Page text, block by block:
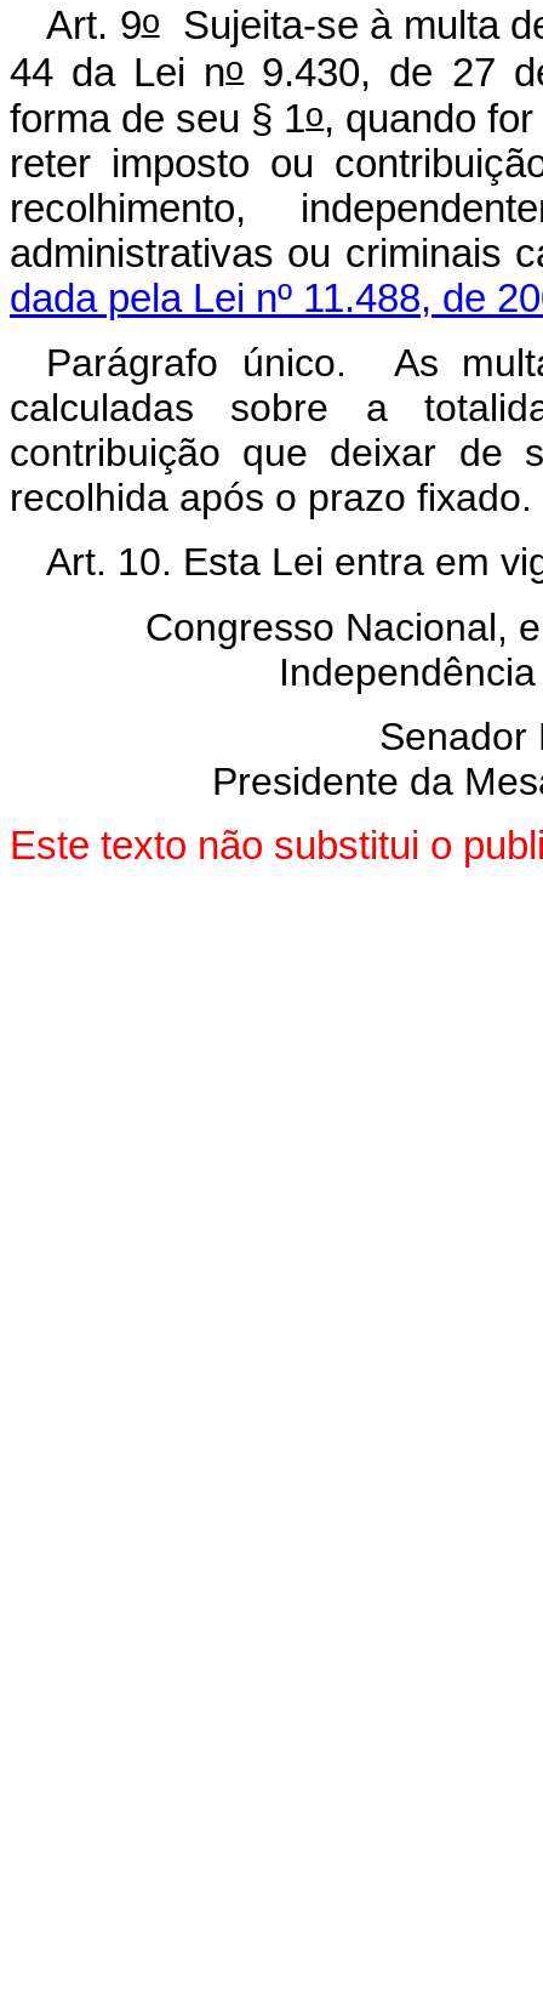
Art. 9oSujeita-se à multa
44 da Lei no9.430, de 27
forma de seu § 1o, quando
reter imposto ou
recolhimento,
administrativas ou
dada pela Lei nº 11.488, de
Parágrafo único. As
calculadas sobre a
contribuição que deixar de
recolhida após o prazo fixado.
Art. 10. Esta Lei entra em
Congresso Nacional,
Senador
Presidente da
Este texto não substitui o